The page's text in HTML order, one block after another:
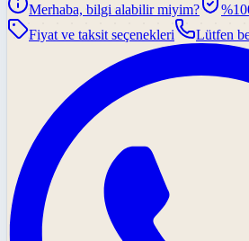
Merhaba, bilgi alabilir miyim?
Fiyat ve taksit seçenekleri
Lütfen